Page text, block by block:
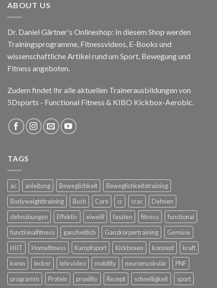
ABOUT US
Dr. Daniel Gärtner's Onlineshop: In diesem Shop werden
Trainingsprogramme, Fitnessvideos, E-Books und
wissenschaftliche Artikel rund um Sport, Bewegung und
Fitness angeboten.
Zudem findet Ihr alle aktuellen Trainerausbildungen von
5Dsports - Functional Fitness & KIBO Kickbox-Aerobic.
TAGS
ac anleitung Beweglichkeit
Beweglichkeitstraining
Bodyweighttraining
Buch Core cr crac
Dehnen
dehnübungen
Effektiv eiweiß faszien fitness
functional
functionalfitness
ganzheitlich Ganzkörpertraining
Gemüse
HIIT
Homefitness Kampfsport Kickboxen konzept
kraft
kwon
lecker lehrvideo mobility neuromuskulär
PNF
programm
Protein proxility Rezept schnelligkeit sport